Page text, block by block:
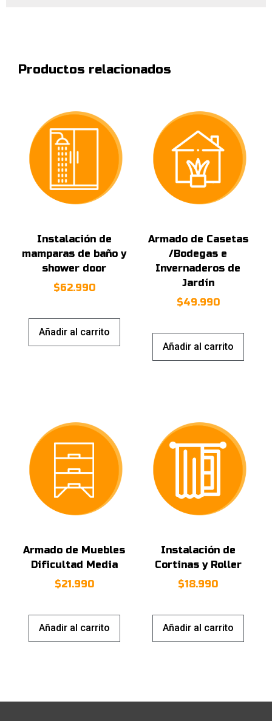
Productos relacionados
Instalación de
mamparas de baño y
shower door
$62.990
Añadir al carrito
Armado de Casetas
/Bodegas e
Invernaderos de
Jardín
$49.990
Añadir al carrito
Armado de Muebles
Dificultad Media
$21.990
Añadir al carrito
Instalación de
Cortinas y Roller
$18.990
Añadir al carrito